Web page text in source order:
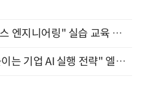
현업에서 바로 쓰는 "하네스 엔지니어링" 실습 교육 워크숍 8월 20일 개최
"AI ROI 시대, 투자 성과 높이는 기업 AI 실행 전략" 엘타워 6층 (9월 18일)